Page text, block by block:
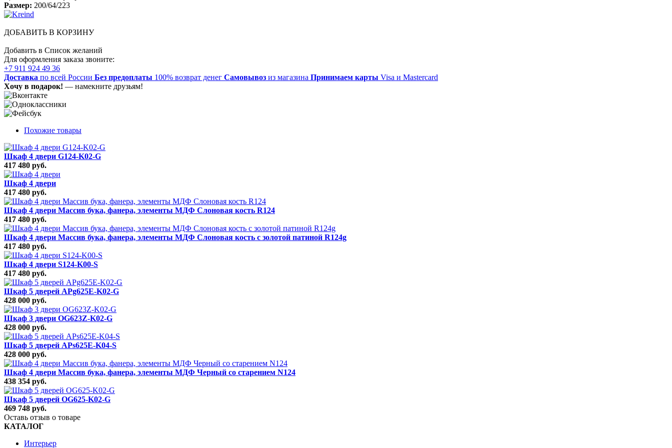
Размер: 200/64/223
ДОБАВИТЬ В КОРЗИНУ
Добавить в Список желаний
Для оформления заказа звоните:
+7 911 924 49 36
Доставка по всей России Без предоплаты 100% возврат денег Самовывоз из магазина Принимаем карты Visa и Mastercard
Хочу в подарок! — намекните друзьям!
Похожие товары
Шкаф 4 двери G124-K02-G
417 480 руб.
Шкаф 4 двери
417 480 руб.
Шкаф 4 двери Массив бука, фанера, элементы МДФ Слоновая кость R124
417 480 руб.
Шкаф 4 двери Массив бука, фанера, элементы МДФ Слоновая кость с золотой патиной R124g
417 480 руб.
Шкаф 4 двери S124-K00-S
417 480 руб.
Шкаф 5 дверей APg625E-K02-G
428 000 руб.
Шкаф 3 двери OG623Z-K02-G
428 000 руб.
Шкаф 5 дверей APs625E-K04-S
428 000 руб.
Шкаф 4 двери Массив бука, фанера, элементы МДФ Черный со старением N124
438 354 руб.
Шкаф 5 дверей OG625-K02-G
469 748 руб.
Оставь отзыв о товаре
КАТАЛОГ
Интерьер